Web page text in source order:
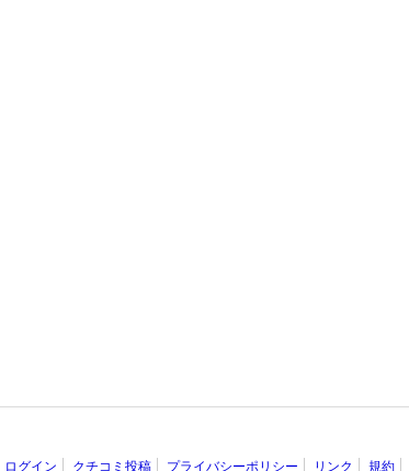
ログイン クチコミ投稿 プライバシーポリシー リンク 規約